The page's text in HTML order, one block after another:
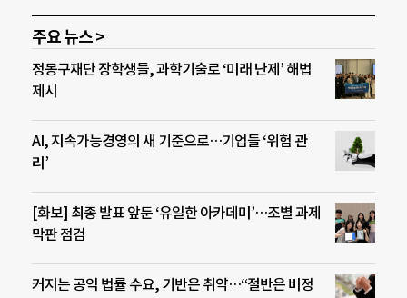
주요 뉴스 >
정몽구재단 장학생들, 과학기술로 ‘미래 난제’ 해법
제시
AI, 지속가능경영의 새 기준으로…기업들 ‘위험 관
리’
[화보] 최종 발표 앞둔 ‘유일한 아카데미’…조별 과제
막판 점검
커지는 공익 법률 수요, 기반은 취약…“절반은 비정